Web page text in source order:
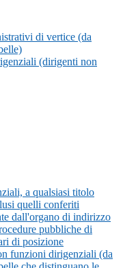
di vertice (da
(dirigenti non
a qualsiasi titolo
quelli conferiti
dall'organo di indirizzo
pubbliche di
di posizione
funzioni dirigenziali (da